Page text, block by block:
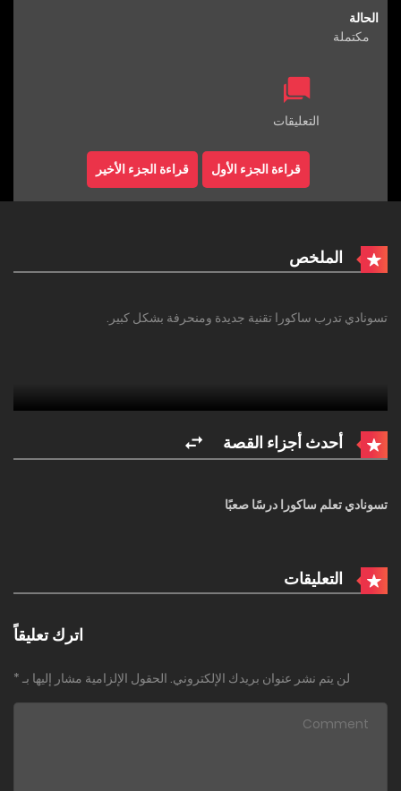
الحالة
مكتملة
التعليقات
قراءة الجزء الأول قراءة الجزء الأخير
الملخص
تسونادي تدرب ساكورا تقنية جديدة ومنحرفة بشكل كبير.
أحدث أجزاء القصة
تسونادي تعلم ساكورا درسًا صعبًا
التعليقات
اترك تعليقاً
لن يتم نشر عنوان بريدك الإلكتروني. الحقول الإلزامية مشار إليها بـ *